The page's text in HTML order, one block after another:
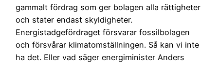
gammalt fördrag som ger bolagen alla rättigheter
och stater endast skyldigheter.
Energistadgefördraget försvarar fossilbolagen
och försvårar klimatomställningen. Så kan vi inte
ha det. Eller vad säger energiminister Anders